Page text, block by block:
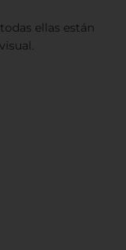
ellas están